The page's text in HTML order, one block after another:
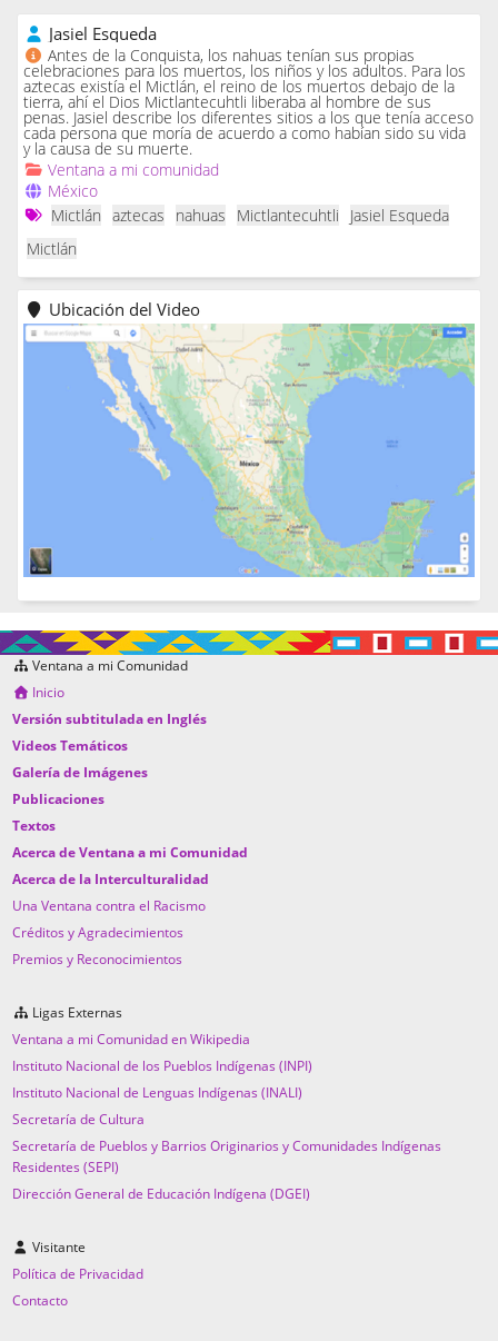
Jasiel Esqueda
Antes de la Conquista, los nahuas tenían sus propias
celebraciones para los muertos, los niños y los adultos. Para los
aztecas existía el Mictlán, el reino de los muertos debajo de la
tierra, ahí el Dios Mictlantecuhtli liberaba al hombre de sus
penas. Jasiel describe los diferentes sitios a los que tenía acceso
cada persona que moría de acuerdo a como habían sido su vida
y la causa de su muerte.
Ventana a mi comunidad
México
Mictlán aztecas nahuas Mictlantecuhtli
Jasiel Esqueda
Mictlán
Ubicación del Video
Ventana a mi Comunidad
Inicio
Versión subtitulada en Inglés
Videos Temáticos
Galería de Imágenes
Publicaciones
Textos
Acerca de Ventana a mi Comunidad
Acerca de la Interculturalidad
Una Ventana contra el Racismo
Créditos y Agradecimientos
Premios y Reconocimientos
Ligas Externas
Ventana a mi Comunidad en Wikipedia
Instituto Nacional de los Pueblos Indígenas (INPI)
Instituto Nacional de Lenguas Indígenas (INALI)
Secretaría de Cultura
Secretaría de Pueblos y Barrios Originarios y Comunidades Indígenas
Residentes (SEPI)
Dirección General de Educación Indígena (DGEI)
Visitante
Política de Privacidad
Contacto